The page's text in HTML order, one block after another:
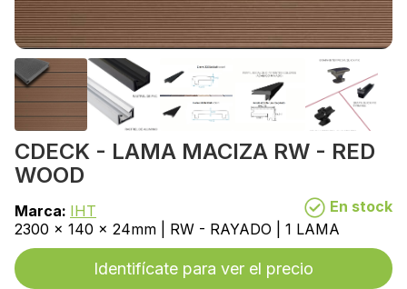
CDECK - LAMA MACIZA RW - RED
WOOD
Marca: IHT
En stock
2300 x 140 x 24mm | RW - RAYADO | 1 LAMA
Identifícate para ver el precio